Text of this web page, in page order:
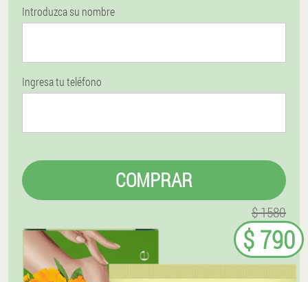
Introduzca su nombre
Ingresa tu teléfono
COMPRAR
$ 1580
$ 790